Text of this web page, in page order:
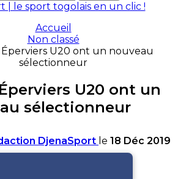
Accueil
Non classé
Éperviers U20 ont un nouveau
sélectionneur
U20 ont un
sélectionneur
DjenaSport le 18 Déc 2019